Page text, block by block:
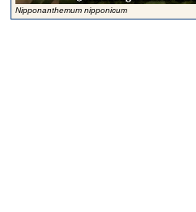
Nipponanthemum nipponicum